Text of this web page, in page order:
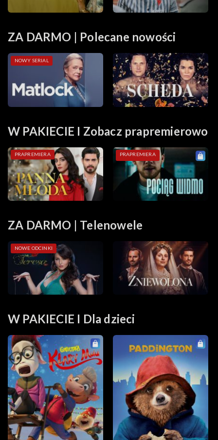
ZA DARMO | Polecane nowości
NOWY SERIAL
W PAKIECIE I Zobacz prapremierowo
PRAPREMIERA PRAPREMIERA
ZA DARMO | Telenowele
NOWE ODCINKI
W PAKIECIE I Dla dzieci